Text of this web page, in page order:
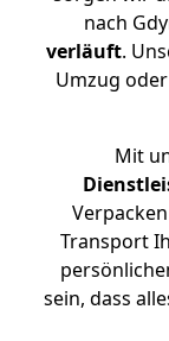
nach
verläuft.
Umzug
Mit
Transport
sein, dass